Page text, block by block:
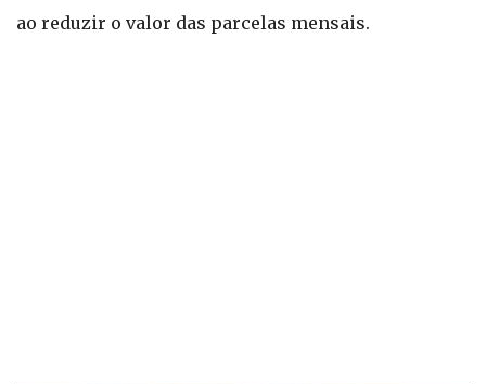
ao reduzir o valor das parcelas mensais.